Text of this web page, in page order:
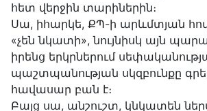
հետ վերջին տարիներին։
Սա, իհարկե, ՔՊ-ի արևմտյան
«չեն նկատի», նույնիսկ այն
իրենց երկրներում
պաշտպանության սկզբունքը
հավասար բան է։
Բայց սա, անշուշտ, կնկատեն